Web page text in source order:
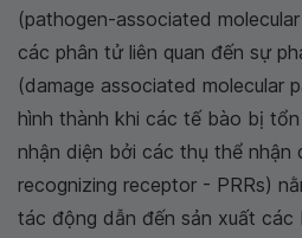
(pathogen-associated
các phân tử liên quan đến sự
(damage associated molecular
hình thành khi các tế bào bị
nhận diện bởi các thụ thể nhận
recognizing receptor - PRRs)
tác động dẫn đến sản xuất các